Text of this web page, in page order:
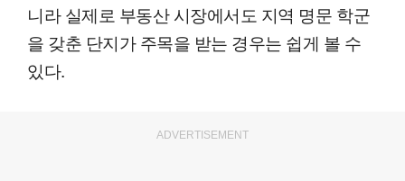
니라 실제로 부동산 시장에서도 지역 명문 학군
을 갖춘 단지가 주목을 받는 경우는 쉽게 볼 수
있다.
ADVERTISEMENT